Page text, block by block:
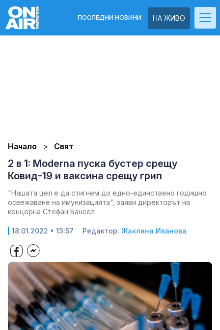
НА ЖИВО
ПОСЛЕДНИ НОВИНИ
Начало Свят
2 в 1: Moderna пуска бустер срещу
Ковид-19 и ваксина срещу грип
"Нашата цел е да стигнем до едно-единствено годишно
освежаване на имунизацията", заяви директорът на
концерна Стефан Бансел
18.01.2022 • 13:57 Редактор: Жаклина Иванова